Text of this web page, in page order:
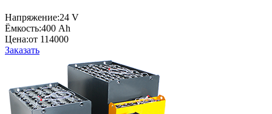
Напряжение:24 V
Ёмкость:400 Ah
Цена:от 114000
Заказать